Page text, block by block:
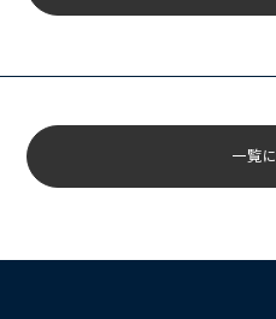
一覧